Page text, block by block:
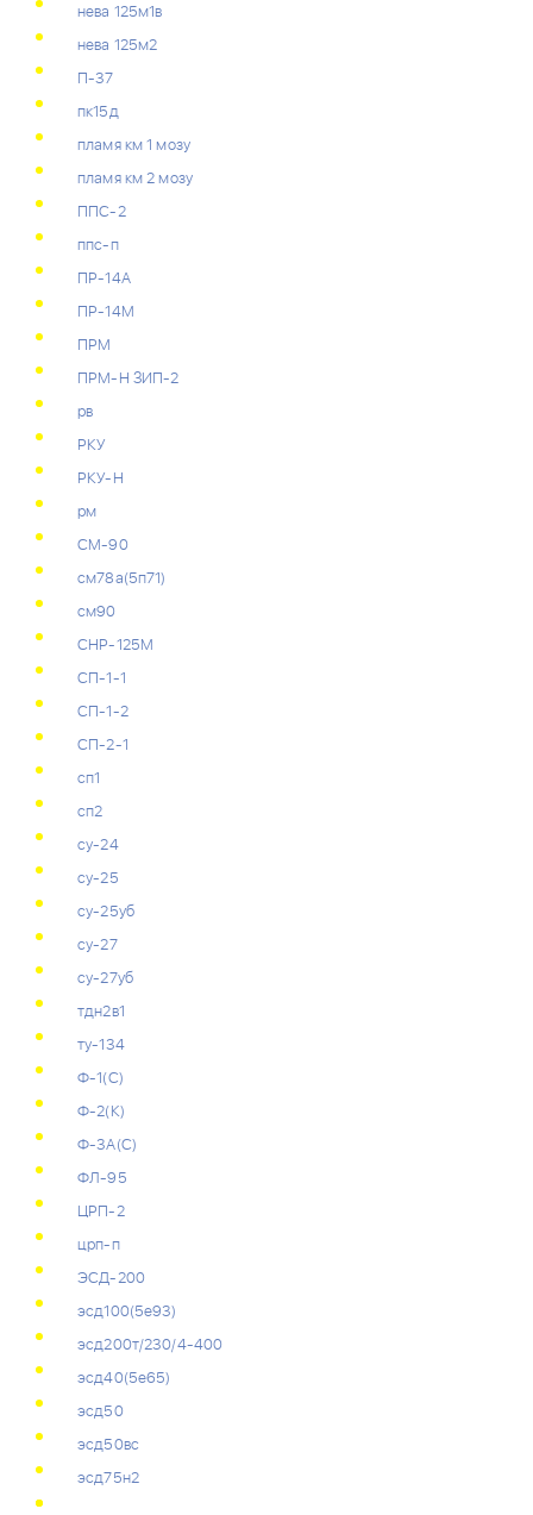
нева 125м1в
нева 125м2
П-37
пк15д
пламя км 1 мозу
пламя км 2 мозу
ППС-2
ппс-п
ПР-14А
ПР-14М
ПРМ
ПРМ-Н ЗИП-2
рв
РКУ
РКУ-Н
рм
СМ-90
см78а(5п71)
см90
СНР-125М
СП-1-1
СП-1-2
СП-2-1
сп1
сп2
су-24
су-25
су-25уб
су-27
су-27уб
тдн2в1
ту-134
Ф-1(С)
Ф-2(К)
Ф-3А(С)
ФЛ-95
ЦРП-2
црп-п
ЭСД-200
эсд100(5е93)
эсд200т/230/4-400
эсд40(5е65)
эсд50
эсд50вс
эсд75н2